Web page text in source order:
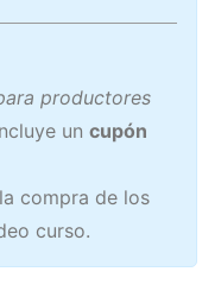
productores
un cupón
compra de los
curso.